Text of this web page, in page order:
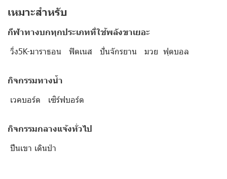
เหมาะสำหรับ
กีฬาทางบกทุกประเภทที่ใช้พลังขาเยอะ
วิ่ง5K-มาราธอน ฟิตเนส ปั่นจักรยาน มวย ฟุตบอล
กิจกรรมทางน้ำ
เวคบอร์ด เซิร์ฟบอร์ด
กิจกรรมกลางแจ้งทั่วไป
ปีนเขา เดินป่า